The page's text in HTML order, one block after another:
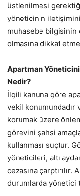
üstlenilmesi
yöneticinin
muhasebe bilgisinin
olmasına dikkat
Apartman
Nedir?
İlgili kanuna göre
vekil konumundadır
korumak üzere
görevini şahsi
kullanması suçtur.
yöneticileri, altı
cezasına
durumlarda yönetici